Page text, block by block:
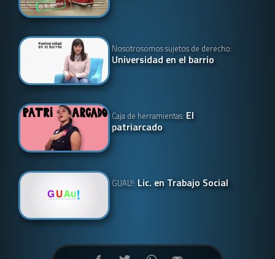
Nosotrosomos sujetos de derecho:
Universidad en el barrio
Caja de herramientas: El
patriarcado
GUAU!: Lic. en Trabajo Social